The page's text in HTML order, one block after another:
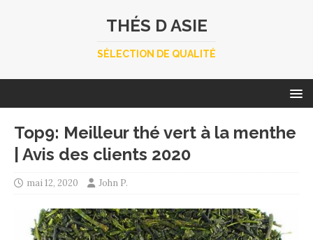
THÉS D ASIE
SÉLECTION DE QUALITÉ
Top9: Meilleur thé vert à la menthe
| Avis des clients 2020
mai 12, 2020 John P.